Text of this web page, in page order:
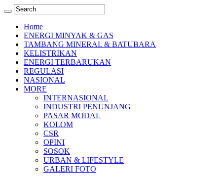
Home
ENERGI MINYAK & GAS
TAMBANG MINERAL & BATUBARA
KELISTRIKAN
ENERGI TERBARUKAN
REGULASI
NASIONAL
MORE
INTERNASIONAL
INDUSTRI PENUNJANG
PASAR MODAL
KOLOM
CSR
OPINI
SOSOK
URBAN & LIFESTYLE
GALERI FOTO